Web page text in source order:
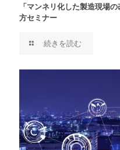
「マンネリ化した製造現場
方セミナー
続きを読む